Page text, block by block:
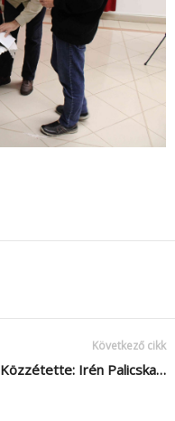
Következő cikk
Közzétette: Irén Palicska…